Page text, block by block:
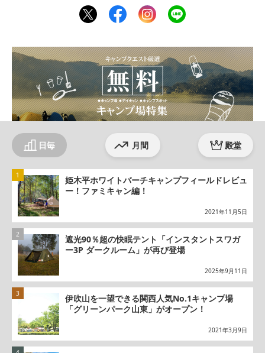
twit
ter
fac
ebo
inst
agr
line
日毎 月間 殿堂
姫木平ホワイトバーチキャンプフィールドレビュ
ー！ファミキャン編！
2021年11月5日
遮光90％超の快眠テント「インスタントスワガ
ー3P ダークルーム」が再び登場
2025年9月11日
伊吹山を一望できる関西人気No.1キャンプ場
「グリーンパーク山東」がオープン！
2021年3月9日